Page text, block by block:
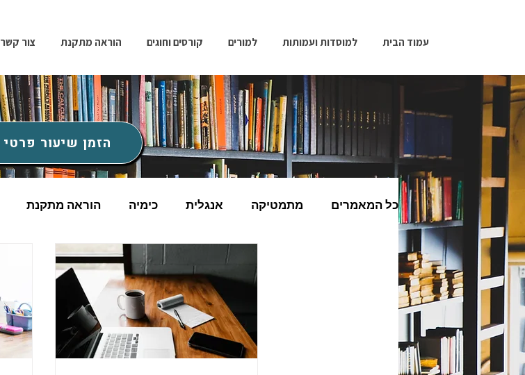
עמוד הבית למוסדות ועמותות למורים קורסים וחוגים הוראה מתקנת צור קשר
כל המאמרים מתמטיקה אנגלית כימיה הוראה מתקנת
הזמן שיעור פרטי